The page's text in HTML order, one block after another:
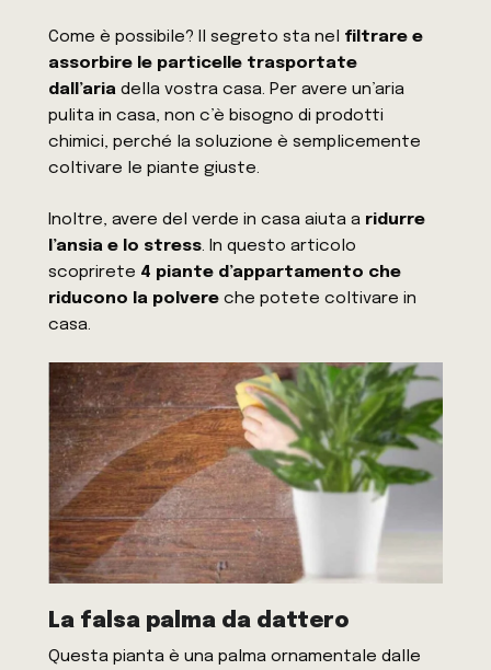
Come è possibile? Il segreto sta nel filtrare e
assorbire le particelle trasportate
dall’aria della vostra casa. Per avere un’aria
pulita in casa, non c’è bisogno di prodotti
chimici, perché la soluzione è semplicemente
coltivare le piante giuste.
Inoltre, avere del verde in casa aiuta a ridurre
l’ansia e lo stress. In questo articolo
scoprirete 4 piante d’appartamento che
riducono la polvere che potete coltivare in
casa.
La falsa palma da dattero
Questa pianta è una palma ornamentale dalle